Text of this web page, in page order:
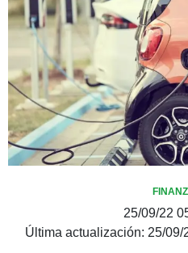
25/09/22
Última actualización: 25/09/